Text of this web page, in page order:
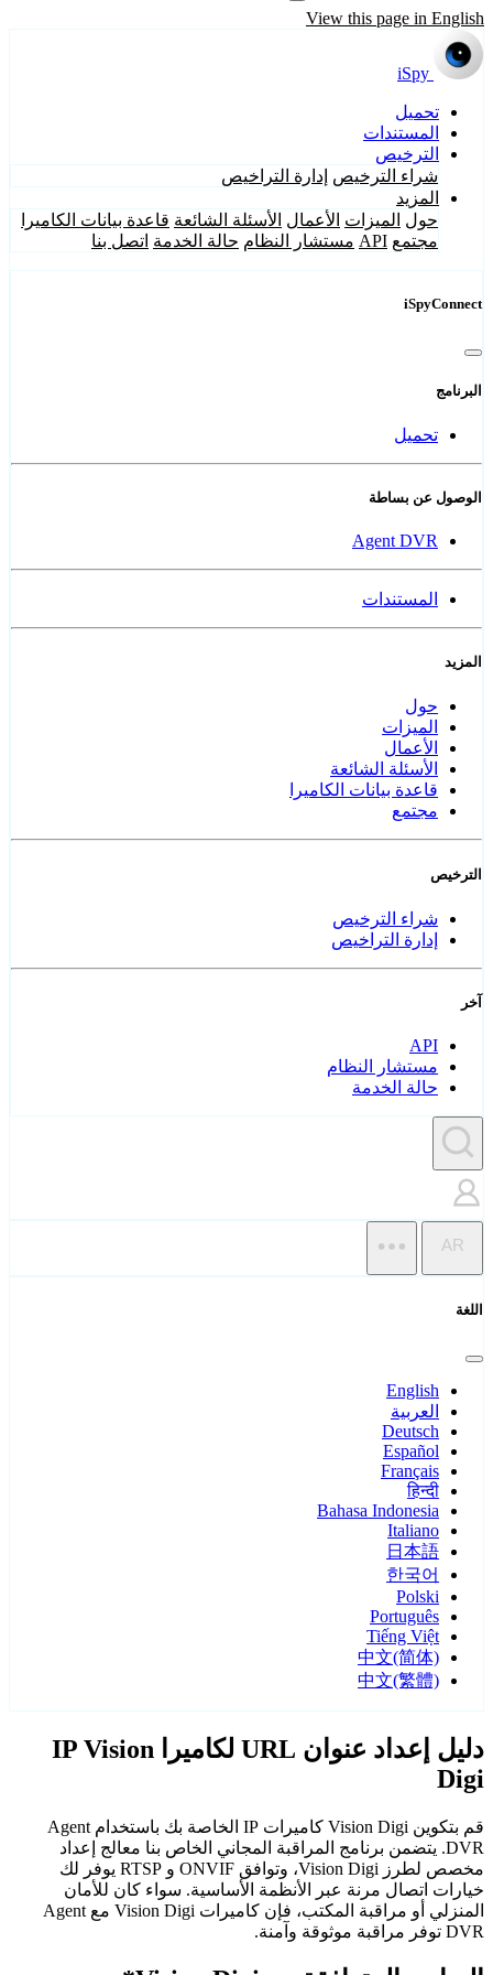
View this page in English
iSpy
تحميل
المستندات
الترخيص
شراء الترخيص إدارة التراخيص
المزيد
حول الميزات الأعمال الأسئلة الشائعة قاعدة بيانات الكاميرا
مجتمع API مستشار النظام حالة الخدمة اتصل بنا
iSpyConnect
البرنامج
تحميل
الوصول عن بساطة
Agent DVR
المستندات
المزيد
حول
الميزات
الأعمال
الأسئلة الشائعة
قاعدة بيانات الكاميرا
مجتمع
الترخيص
شراء الترخيص
إدارة التراخيص
آخر
API
مستشار النظام
حالة الخدمة
AR
اللغة
English
العربية
Deutsch
Español
Français
हिन्दी
Bahasa Indonesia
Italiano
日本語
한국어
Polski
Português
Tiếng Việt
中文(简体)
中文(繁體)
دليل إعداد عنوان URL لكاميرا IP Vision
Digi
قم بتكوين Vision Digi كاميرات IP الخاصة بك باستخدام Agent
DVR. يتضمن برنامج المراقبة المجاني الخاص بنا معالج إعداد
مخصص لطرز Vision Digi، وتوافق ONVIF و RTSP يوفر لك
خيارات اتصال مرنة عبر الأنظمة الأساسية. سواء كان للأمان
المنزلي أو مراقبة المكتب، فإن كاميرات Vision Digi مع Agent
DVR توفر مراقبة موثوقة وآمنة.